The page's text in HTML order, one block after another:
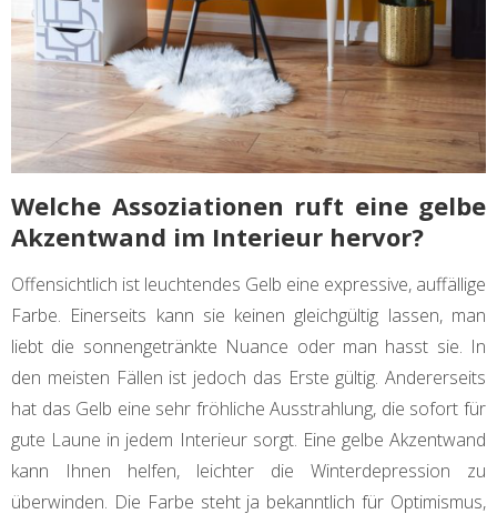
Welche Assoziationen ruft eine gelbe
Akzentwand im Interieur hervor?
Offensichtlich ist leuchtendes Gelb eine expressive, auffällige
Farbe. Einerseits kann sie keinen gleichgültig lassen, man
liebt die sonnengetränkte Nuance oder man hasst sie. In
den meisten Fällen ist jedoch das Erste gültig. Andererseits
hat das Gelb eine sehr fröhliche Ausstrahlung, die sofort für
gute Laune in jedem Interieur sorgt. Eine gelbe Akzentwand
kann Ihnen helfen, leichter die Winterdepression zu
überwinden. Die Farbe steht ja bekanntlich für Optimismus,